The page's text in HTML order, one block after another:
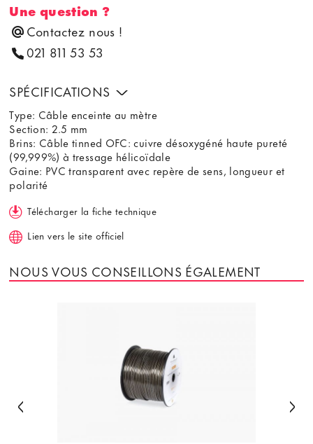
Une question ?
Contactez nous !
021 811 53 53
SPÉCIFICATIONS
Type: Câble enceinte au mètre
Section: 2.5 mm
Brins: Câble tinned OFC: cuivre désoxygéné haute pureté
(99,999%) à tressage hélicoïdale
Gaine: PVC transparent avec repère de sens, longueur et
polarité
Télécharger la fiche technique
Lien vers le site officiel
NOUS VOUS CONSEILLONS ÉGALEMENT